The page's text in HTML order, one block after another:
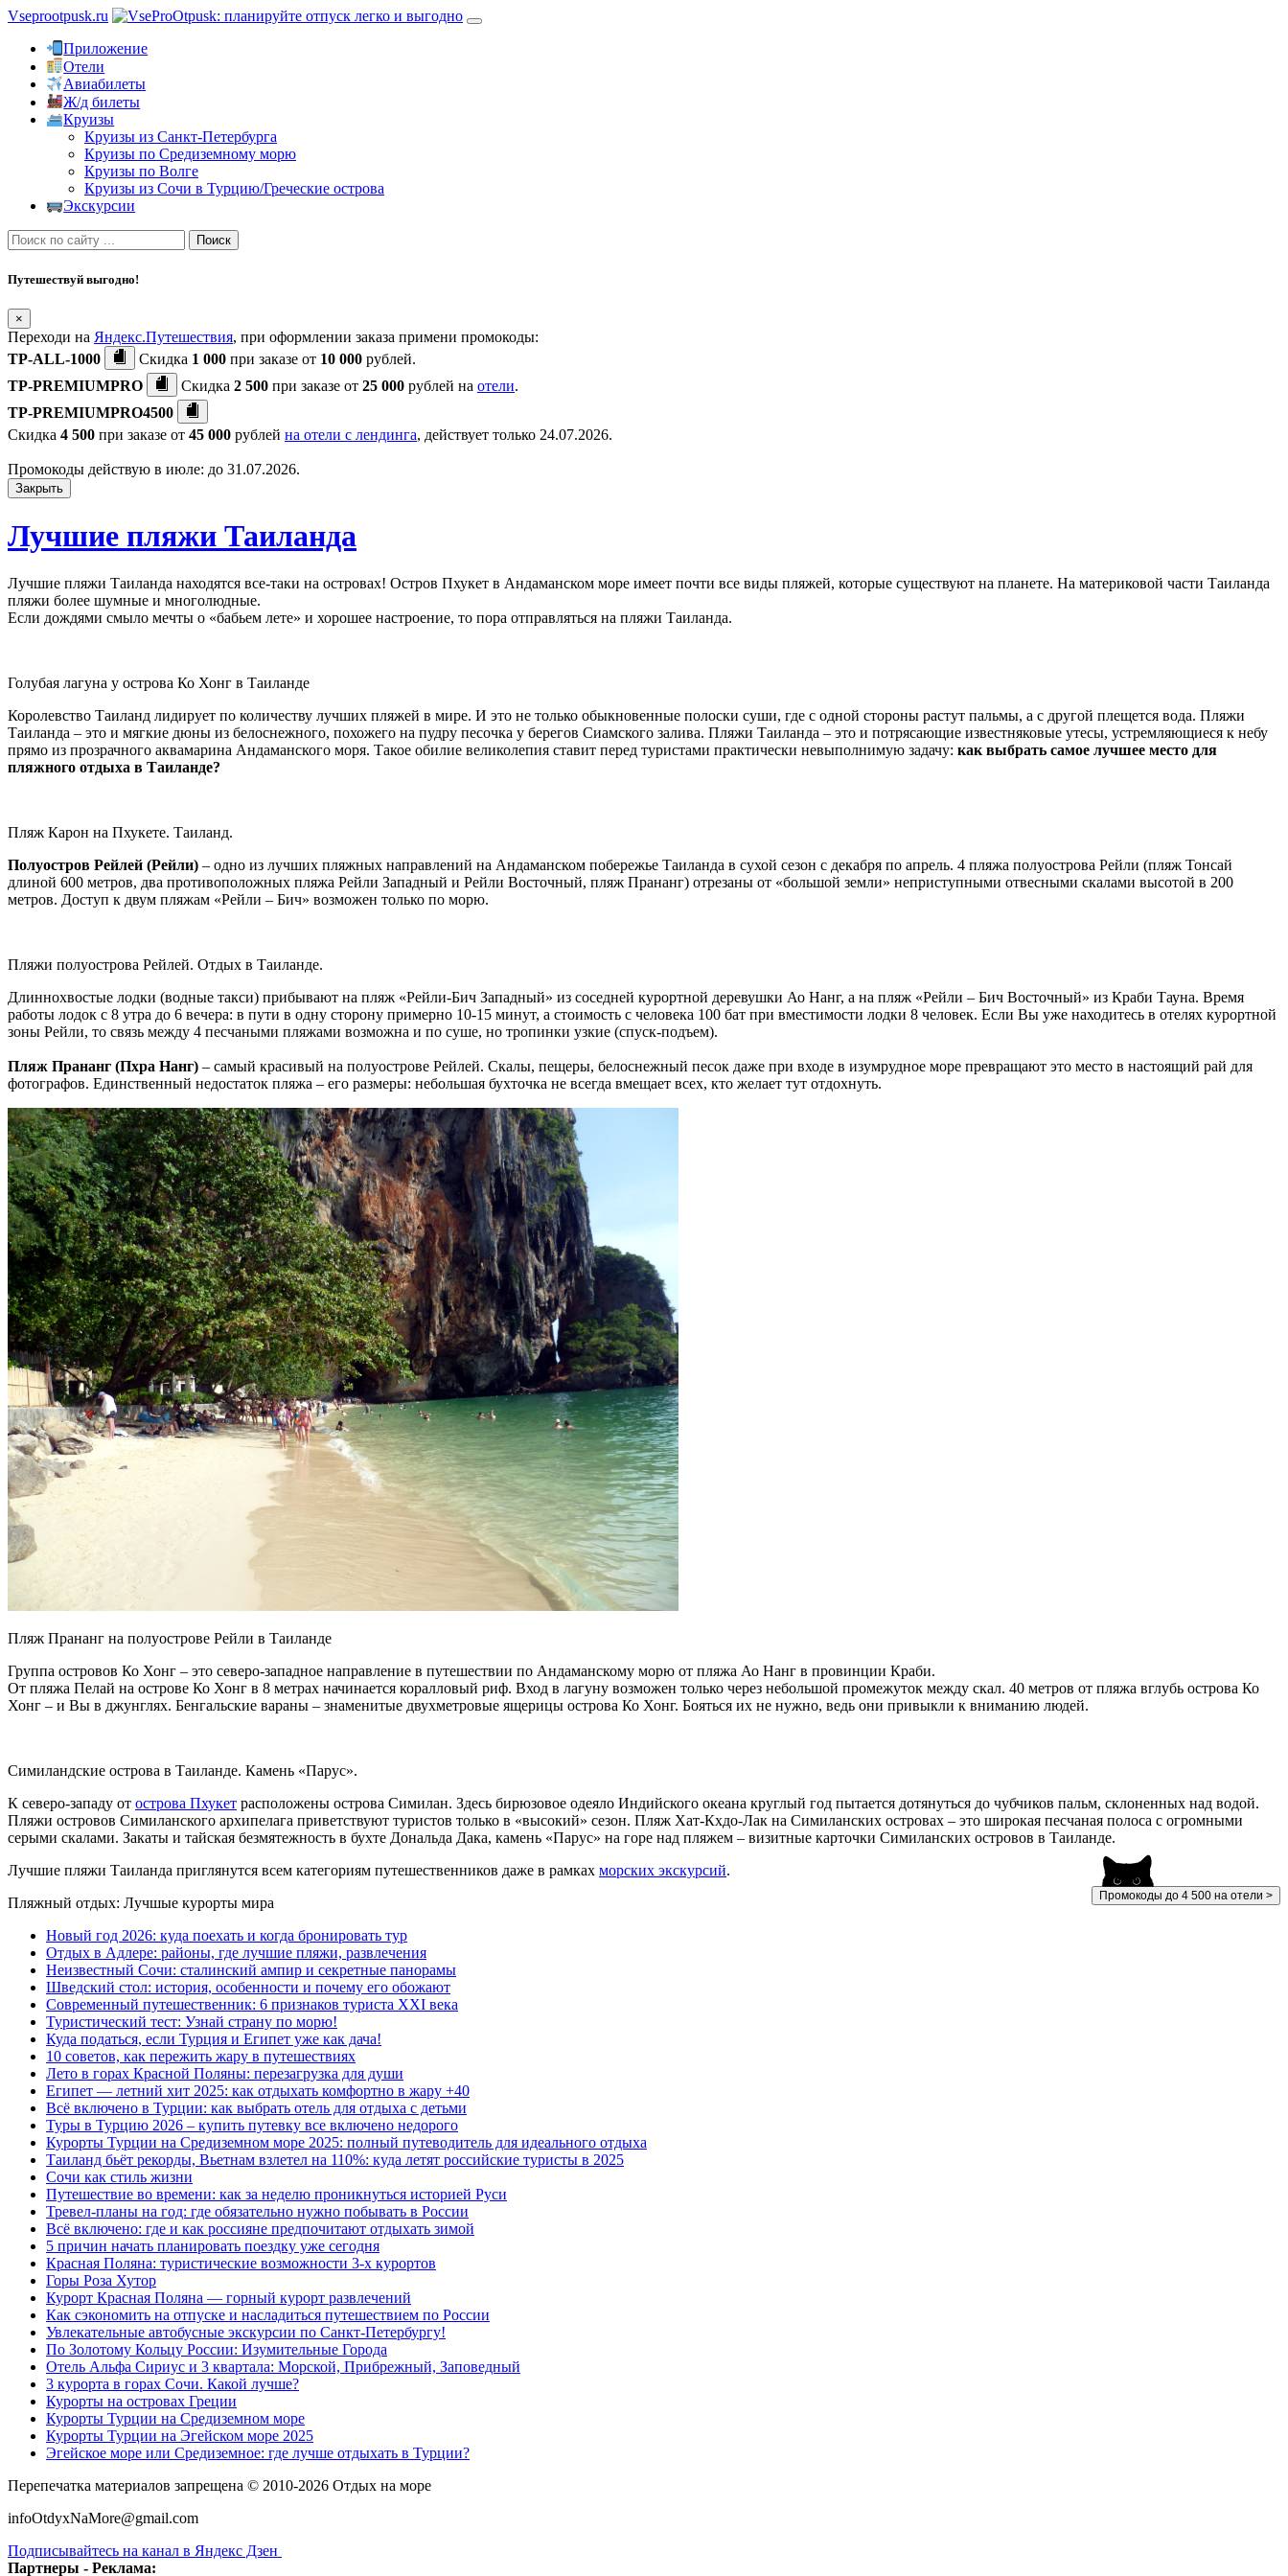
Vseprootpusk.ru
Приложение
Отели
Авиабилеты
Ж/д билеты
Круизы
Круизы из Санкт-Петербурга
Круизы по Средиземному морю
Круизы по Волге
Круизы из Сочи в Турцию/Греческие острова
Экскурсии
Поиск
Промокоды до 4 500 на отели >
Путешествуй выгодно!
×
Переходи на Яндекс.Путешествия, при оформлении заказа примени промокоды:
TP-ALL-1000
Скидка 1 000 при заказе от 10 000 рублей.
TP-PREMIUMPRO
Скидка 2 500 при заказе от 25 000 рублей на отели.
TP-PREMIUMPRO4500
Скидка 4 500 при заказе от 45 000 рублей на отели с лендинга, действует только 24.07.2026.
Промокоды действую в июле: до 31.07.2026.
Закрыть
Лучшие пляжи Таиланда
Лучшие пляжи Таиланда находятся все-таки на островах! Остров Пхукет в Андаманском море имеет почти все виды пляжей, которые существуют на планете. На материковой части Таиланда
пляжи более шумные и многолюдные.
Если дождями смыло мечты о «бабьем лете» и хорошее настроение, то пора отправляться на пляжи Таиланда.
Голубая лагуна у острова Ко Хонг в Таиланде
Королевство Таиланд лидирует по количеству лучших пляжей в мире. И это не только обыкновенные полоски суши, где с одной стороны растут пальмы, а с другой плещется вода. Пляжи
Таиланда – это и мягкие дюны из белоснежного, похожего на пудру песочка у берегов Сиамского залива. Пляжи Таиланда – это и потрясающие известняковые утесы, устремляющиеся к небу
прямо из прозрачного аквамарина Андаманского моря. Такое обилие великолепия ставит перед туристами практически невыполнимую задачу: как выбрать самое лучшее место для
пляжного отдыха в Таиланде?
Пляж Карон на Пхукете. Таиланд.
Полуостров Рейлей (Рейли) – одно из лучших пляжных направлений на Андаманском побережье Таиланда в сухой сезон с декабря по апрель. 4 пляжа полуострова Рейли (пляж Тонсай
длиной 600 метров, два противоположных пляжа Рейли Западный и Рейли Восточный, пляж Прананг) отрезаны от «большой земли» неприступными отвесными скалами высотой в 200
метров. Доступ к двум пляжам «Рейли – Бич» возможен только по морю.
Пляжи полуострова Рейлей. Отдых в Таиланде.
Длиннохвостые лодки (водные такси) прибывают на пляж «Рейли-Бич Западный» из соседней курортной деревушки Ао Нанг, а на пляж «Рейли – Бич Восточный» из Краби Тауна. Время
работы лодок с 8 утра до 6 вечера: в пути в одну сторону примерно 10-15 минут, а стоимость с человека 100 бат при вместимости лодки 8 человек. Если Вы уже находитесь в отелях курортной
зоны Рейли, то связь между 4 песчаными пляжами возможна и по суше, но тропинки узкие (спуск-подъем).
Пляж Прананг (Пхра Нанг) – самый красивый на полуострове Рейлей. Скалы, пещеры, белоснежный песок даже при входе в изумрудное море превращают это место в настоящий рай для
фотографов. Единственный недостаток пляжа – его размеры: небольшая бухточка не всегда вмещает всех, кто желает тут отдохнуть.
Пляж Прананг на полуострове Рейли в Таиланде
Группа островов Ко Хонг – это северо-западное направление в путешествии по Андаманскому морю от пляжа Ао Нанг в провинции Краби.
От пляжа Пелай на острове Ко Хонг в 8 метрах начинается коралловый риф. Вход в лагуну возможен только через небольшой промежуток между скал. 40 метров от пляжа вглубь острова Ко
Хонг – и Вы в джунглях. Бенгальские вараны – знаменитые двухметровые ящерицы острова Ко Хонг. Бояться их не нужно, ведь они привыкли к вниманию людей.
Симиландские острова в Таиланде. Камень «Парус».
К северо-западу от острова Пхукет расположены острова Симилан. Здесь бирюзовое одеяло Индийского океана круглый год пытается дотянуться до чубчиков пальм, склоненных над водой.
Пляжи островов Симиланского архипелага приветствуют туристов только в «высокий» сезон. Пляж Хат-Кхдо-Лак на Симиланских островах – это широкая песчаная полоса с огромными
серыми скалами. Закаты и тайская безмятежность в бухте Дональда Дака, камень «Парус» на горе над пляжем – визитные карточки Симиланских островов в Таиланде.
Лучшие пляжи Таиланда приглянутся всем категориям путешественников даже в рамках морских экскурсий.
Пляжный отдых: Лучшые курорты мира
Новый год 2026: куда поехать и когда бронировать тур
Отдых в Адлере: районы, где лучшие пляжи, развлечения
Неизвестный Сочи: сталинский ампир и секретные панорамы
Шведский стол: история, особенности и почему его обожают
Современный путешественник: 6 признаков туриста XXI века
Туристический тест: Узнай страну по морю!
Куда податься, если Турция и Египет уже как дача!
10 советов, как пережить жару в путешествиях
Лето в горах Красной Поляны: перезагрузка для души
Египет — летний хит 2025: как отдыхать комфортно в жару +40
Всё включено в Турции: как выбрать отель для отдыха с детьми
Туры в Турцию 2026 – купить путевку все включено недорого
Курорты Турции на Средиземном море 2025: полный путеводитель для идеального отдыха
Таиланд бьёт рекорды, Вьетнам взлетел на 110%: куда летят российские туристы в 2025
Сочи как стиль жизни
Путешествие во времени: как за неделю проникнуться историей Руси
Тревел-планы на год: где обязательно нужно побывать в России
Всё включено: где и как россияне предпочитают отдыхать зимой
5 причин начать планировать поездку уже сегодня
Красная Поляна: туристические возможности 3-х курортов
Горы Роза Хутор
Курорт Красная Поляна — горный курорт развлечений
Как сэкономить на отпуске и насладиться путешествием по России
Увлекательные автобусные экскурсии по Санкт-Петербургу!
По Золотому Кольцу России: Изумительные Города
Отель Альфа Сириус и 3 квартала: Морской, Прибрежный, Заповедный
3 курорта в горах Сочи. Какой лучше?
Курорты на островах Греции
Курорты Турции на Средиземном море
Курорты Турции на Эгейском море 2025
Эгейское море или Средиземное: где лучше отдыхать в Турции?
Перепечатка материалов запрещена © 2010-2026 Отдых на море
infoOtdyxNaMore@gmail.com
Подписывайтесь на канал в Яндекс Дзен
Партнеры - Реклама: